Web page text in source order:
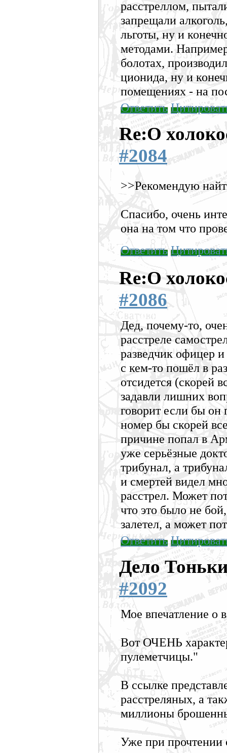
расстреллом,
запрещали
льготы, ну и
методами.
болотах,
ционида, ну и
помещениях - на
Ответить
Re:О
#2084
>>Рекомендую
Спасибо, очень
она на том что
Ответить
Re:О
#2086
Дед, почему-то,
расстреле
разведчик офицер
с кем-то пошёл в
отсидется (скорей
задавли лишних
говорит если бы он
номер бы скорей
причине попал в
уже серьёзные
трибунал, а
и смертей видел
расстрел. Может
что это было не
залетел, а может
Ответить
Дело
#2092
Мое впечатление о
Вот ОЧЕНЬ
пулеметчицы."
В ссылке
расстреляных, а
миллионы
Уже при прочтении